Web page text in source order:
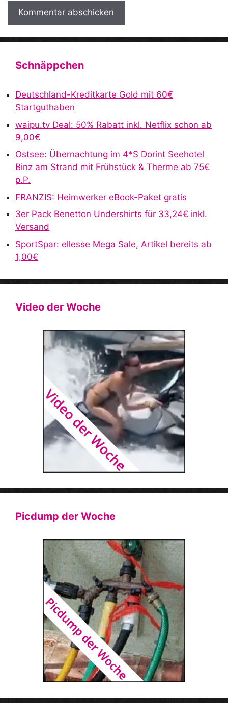
A
n
t
Schnäppchen
Deutschland-Kreditkarte Gold mit 60€
Startguthaben
waipu.tv Deal: 50% Rabatt inkl. Netflix schon ab
9,00€
Ostsee: Übernachtung im 4*S Dorint Seehotel
Binz am Strand mit Frühstück & Therme ab 75€
p.P.
FRANZIS: Heimwerker eBook-Paket gratis
3er Pack Benetton Undershirts für 33,24€ inkl.
Versand
SportSpar: ellesse Mega Sale, Artikel bereits ab
1,00€
Video der Woche
Picdump der Woche